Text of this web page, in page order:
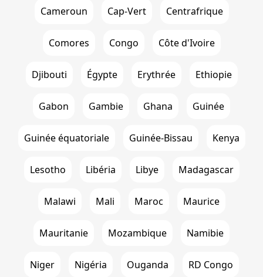
Cameroun Cap-Vert Centrafrique
Comores Congo Côte d'Ivoire
Djibouti Égypte Erythrée Ethiopie
Gabon Gambie Ghana Guinée
Guinée équatoriale Guinée-Bissau Kenya
Lesotho Libéria Libye Madagascar
Malawi Mali Maroc Maurice
Mauritanie Mozambique Namibie
Niger Nigéria Ouganda RD Congo